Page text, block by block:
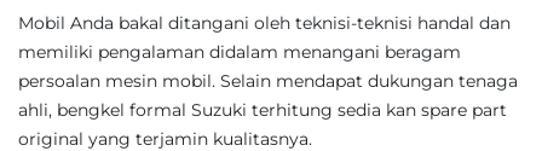
Mobil Anda bakal ditangani oleh teknisi-teknisi handal dan
memiliki pengalaman didalam menangani beragam
persoalan mesin mobil. Selain mendapat dukungan tenaga
ahli, bengkel formal Suzuki terhitung sedia kan spare part
original yang terjamin kualitasnya.